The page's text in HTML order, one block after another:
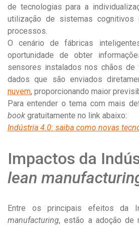
de tecnologias para a
utilização de sistemas cognitivos
processos.
O cenário de fábricas
oportunidade de obter
sensores instalados nos chãos de
dados que são enviados
nuvem, proporcionando maior
Para entender o tema com mais
book gratuitamente no link abaixo:
Indústria 4.0: saiba como novas
Impactos da
lean
Entre os principais efeitos da
manufacturing, estão a adoção de